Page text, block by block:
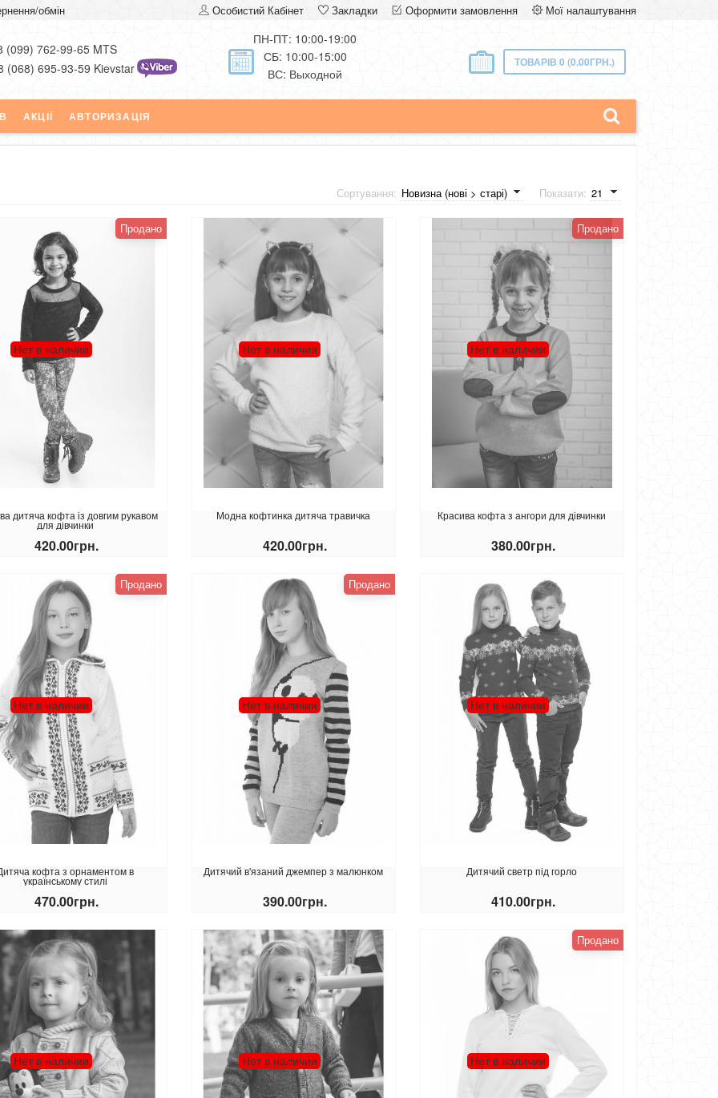
обмін
Особистий Кабінет Закладки Оформити замовлення Мої налаштування
(099) 762-99-65 MTS
(068) 695-93-59 Kievstar
ПН-ПТ: 10:00-19:00
СБ: 10:00-15:00
ВС: Выходной
ТОВАРІВ 0 (0.00ГРН.)
АКЦІЇ АВТОРИЗАЦІЯ
Показати:
Сортування:
Продано
Нет в наличии
дитяча кофта із довгим рукавом
для дівчинки
420.00грн.
Нет в наличии
Модна кофтинка дитяча травичка
420.00грн.
Продано
Нет в наличии
Красива кофта з ангори для дівчинки
380.00грн.
КУПИТИ
Продано
Нет в наличии
кофта з орнаментом в
українському стилі
470.00грн.
КУПИТИ
Продано
Нет в наличии
Дитячий в'язаний джемпер з малюнком
390.00грн.
КУПИТИ
Нет в наличии
Дитячий светр під горло
410.00грн.
Нет в наличии Нет в наличии
Продано
Нет в наличии